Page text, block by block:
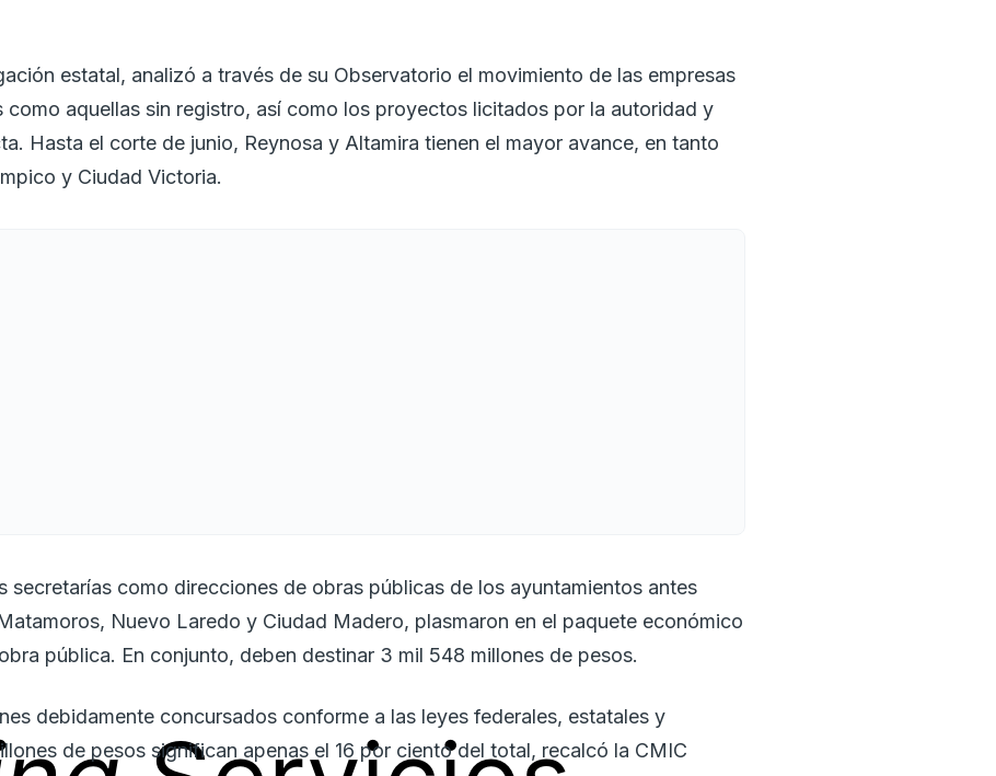
estatal, analizó a través de su Observatorio el movimiento de las empresas
aquellas sin registro, así como los proyectos licitados por la autoridad y
Hasta el corte de junio, Reynosa y Altamira tienen el mayor avance, en tanto
y Ciudad Victoria.
secretarías como direcciones de obras públicas de los ayuntamientos antes
Nuevo Laredo y Ciudad Madero, plasmaron en el paquete económico
pública. En conjunto, deben destinar 3 mil 548 millones de pesos.
debidamente concursados conforme a las leyes federales, estatales y
de pesos significan apenas el 16 por ciento del total, recalcó la CMIC